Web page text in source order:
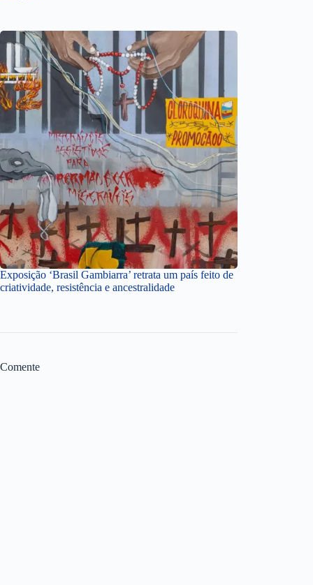
Exposição ‘Brasil Gambiarra’ retrata um país feito de
criatividade, resistência e ancestralidade
Comente